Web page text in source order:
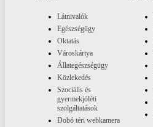
Látnivalók
Egészségügy
Oktatás
Városkártya
Állategészségügy
Közlekedés
Szociális és
gyermekjóléti
szolgáltatások
Dobó téri webkamera